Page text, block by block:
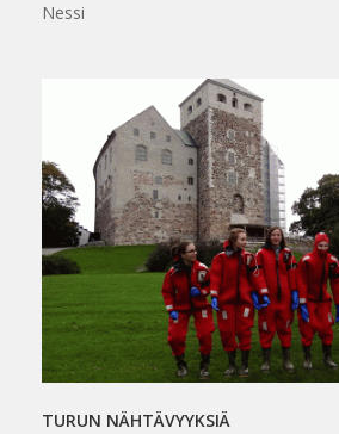
Nessi
TURUN NÄHTÄVYYKSIÄ